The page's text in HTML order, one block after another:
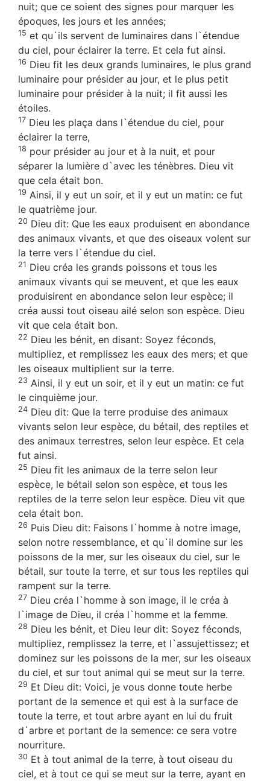
nuit; que ce soient des signes pour marquer les
époques, les jours et les années;
15 et qu`ils servent de luminaires dans l`étendue
du ciel, pour éclairer la terre. Et cela fut ainsi.
16 Dieu fit les deux grands luminaires, le plus grand
luminaire pour présider au jour, et le plus petit
luminaire pour présider à la nuit; il fit aussi les
étoiles.
17 Dieu les plaça dans l`étendue du ciel, pour
éclairer la terre,
18 pour présider au jour et à la nuit, et pour
séparer la lumière d`avec les ténèbres. Dieu vit
que cela était bon.
19 Ainsi, il y eut un soir, et il y eut un matin: ce fut
le quatrième jour.
20 Dieu dit: Que les eaux produisent en abondance
des animaux vivants, et que des oiseaux volent sur
la terre vers l`étendue du ciel.
21 Dieu créa les grands poissons et tous les
animaux vivants qui se meuvent, et que les eaux
produisirent en abondance selon leur espèce; il
créa aussi tout oiseau ailé selon son espèce. Dieu
vit que cela était bon.
22 Dieu les bénit, en disant: Soyez féconds,
multipliez, et remplissez les eaux des mers; et que
les oiseaux multiplient sur la terre.
23 Ainsi, il y eut un soir, et il y eut un matin: ce fut
le cinquième jour.
24 Dieu dit: Que la terre produise des animaux
vivants selon leur espèce, du bétail, des reptiles et
des animaux terrestres, selon leur espèce. Et cela
fut ainsi.
25 Dieu fit les animaux de la terre selon leur
espèce, le bétail selon son espèce, et tous les
reptiles de la terre selon leur espèce. Dieu vit que
cela était bon.
26 Puis Dieu dit: Faisons l`homme à notre image,
selon notre ressemblance, et qu`il domine sur les
poissons de la mer, sur les oiseaux du ciel, sur le
bétail, sur toute la terre, et sur tous les reptiles qui
rampent sur la terre.
27 Dieu créa l`homme à son image, il le créa à
l`image de Dieu, il créa l`homme et la femme.
28 Dieu les bénit, et Dieu leur dit: Soyez féconds,
multipliez, remplissez la terre, et l`assujettissez; et
dominez sur les poissons de la mer, sur les oiseaux
du ciel, et sur tout animal qui se meut sur la terre.
29 Et Dieu dit: Voici, je vous donne toute herbe
portant de la semence et qui est à la surface de
toute la terre, et tout arbre ayant en lui du fruit
d`arbre et portant de la semence: ce sera votre
nourriture.
30 Et à tout animal de la terre, à tout oiseau du
ciel, et à tout ce qui se meut sur la terre, ayant en